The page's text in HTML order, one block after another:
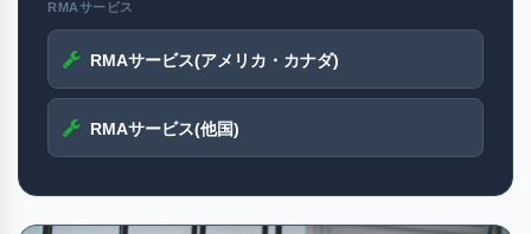
RMAサービス
RMAサービス(アメリカ・カナダ)
RMAサービス(他国)